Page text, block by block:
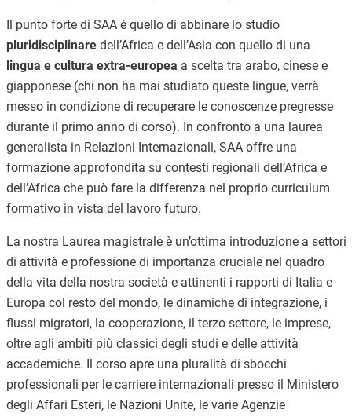
Il punto forte di SAA è quello di abbinare lo studio
pluridisciplinaredell’Africa e dell’Asia con quello di una
lingua e cultura extra-europea a scelta tra arabo, cinese e
giapponese (chi non ha mai studiato queste lingue, verrà
messo in condizione di recuperare le conoscenze pregresse
durante il primo anno di corso). In confronto a una laurea
generalista in Relazioni Internazionali, SAA offre una
formazione approfondita su contesti regionali dell’Africa e
dell’Africa che può fare la differenza nel proprio curriculum
formativo in vista del lavoro futuro.
La nostra Laurea magistrale è un’ottima introduzione a settori
di attività e professione di importanza cruciale nel quadro
della vita della nostra società e attinenti i rapporti di Italia e
Europa col resto del mondo, le dinamiche di integrazione, i
flussi migratori, la cooperazione, il terzo settore, le imprese,
oltre agli ambiti più classici degli studi e delle attività
accademiche. Il corso apre una pluralità di sbocchi
professionali per le carriere internazionali presso il Ministero
degli Affari Esteri, le Nazioni Unite, le varie Agenzie